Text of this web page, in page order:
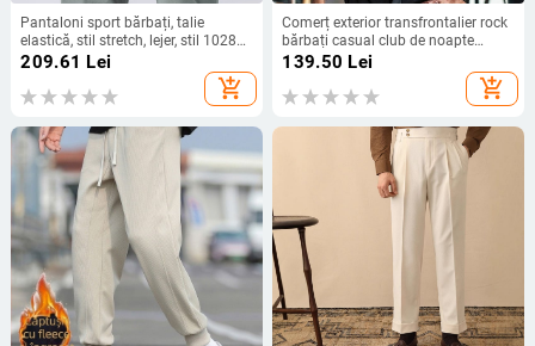
Pantaloni sport bărbați, talie
elastică, stil stretch, lejer, stil 1028#,
stil vară, stil gleznică, stil stretch, stil
209.61 Lei
add_shopping_cart
Comerț exterior transfrontalier rock
bărbați casual club de noapte
strălucitor rever cămașă scenă dur
tip cămașă cu mânecă lungă
pentru bărbați
139.50 Lei
add_shopping_cart